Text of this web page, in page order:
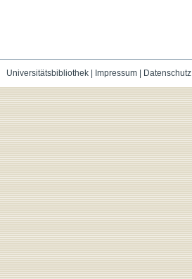
Universitätsbibliothek| Impressum| Datenschutz